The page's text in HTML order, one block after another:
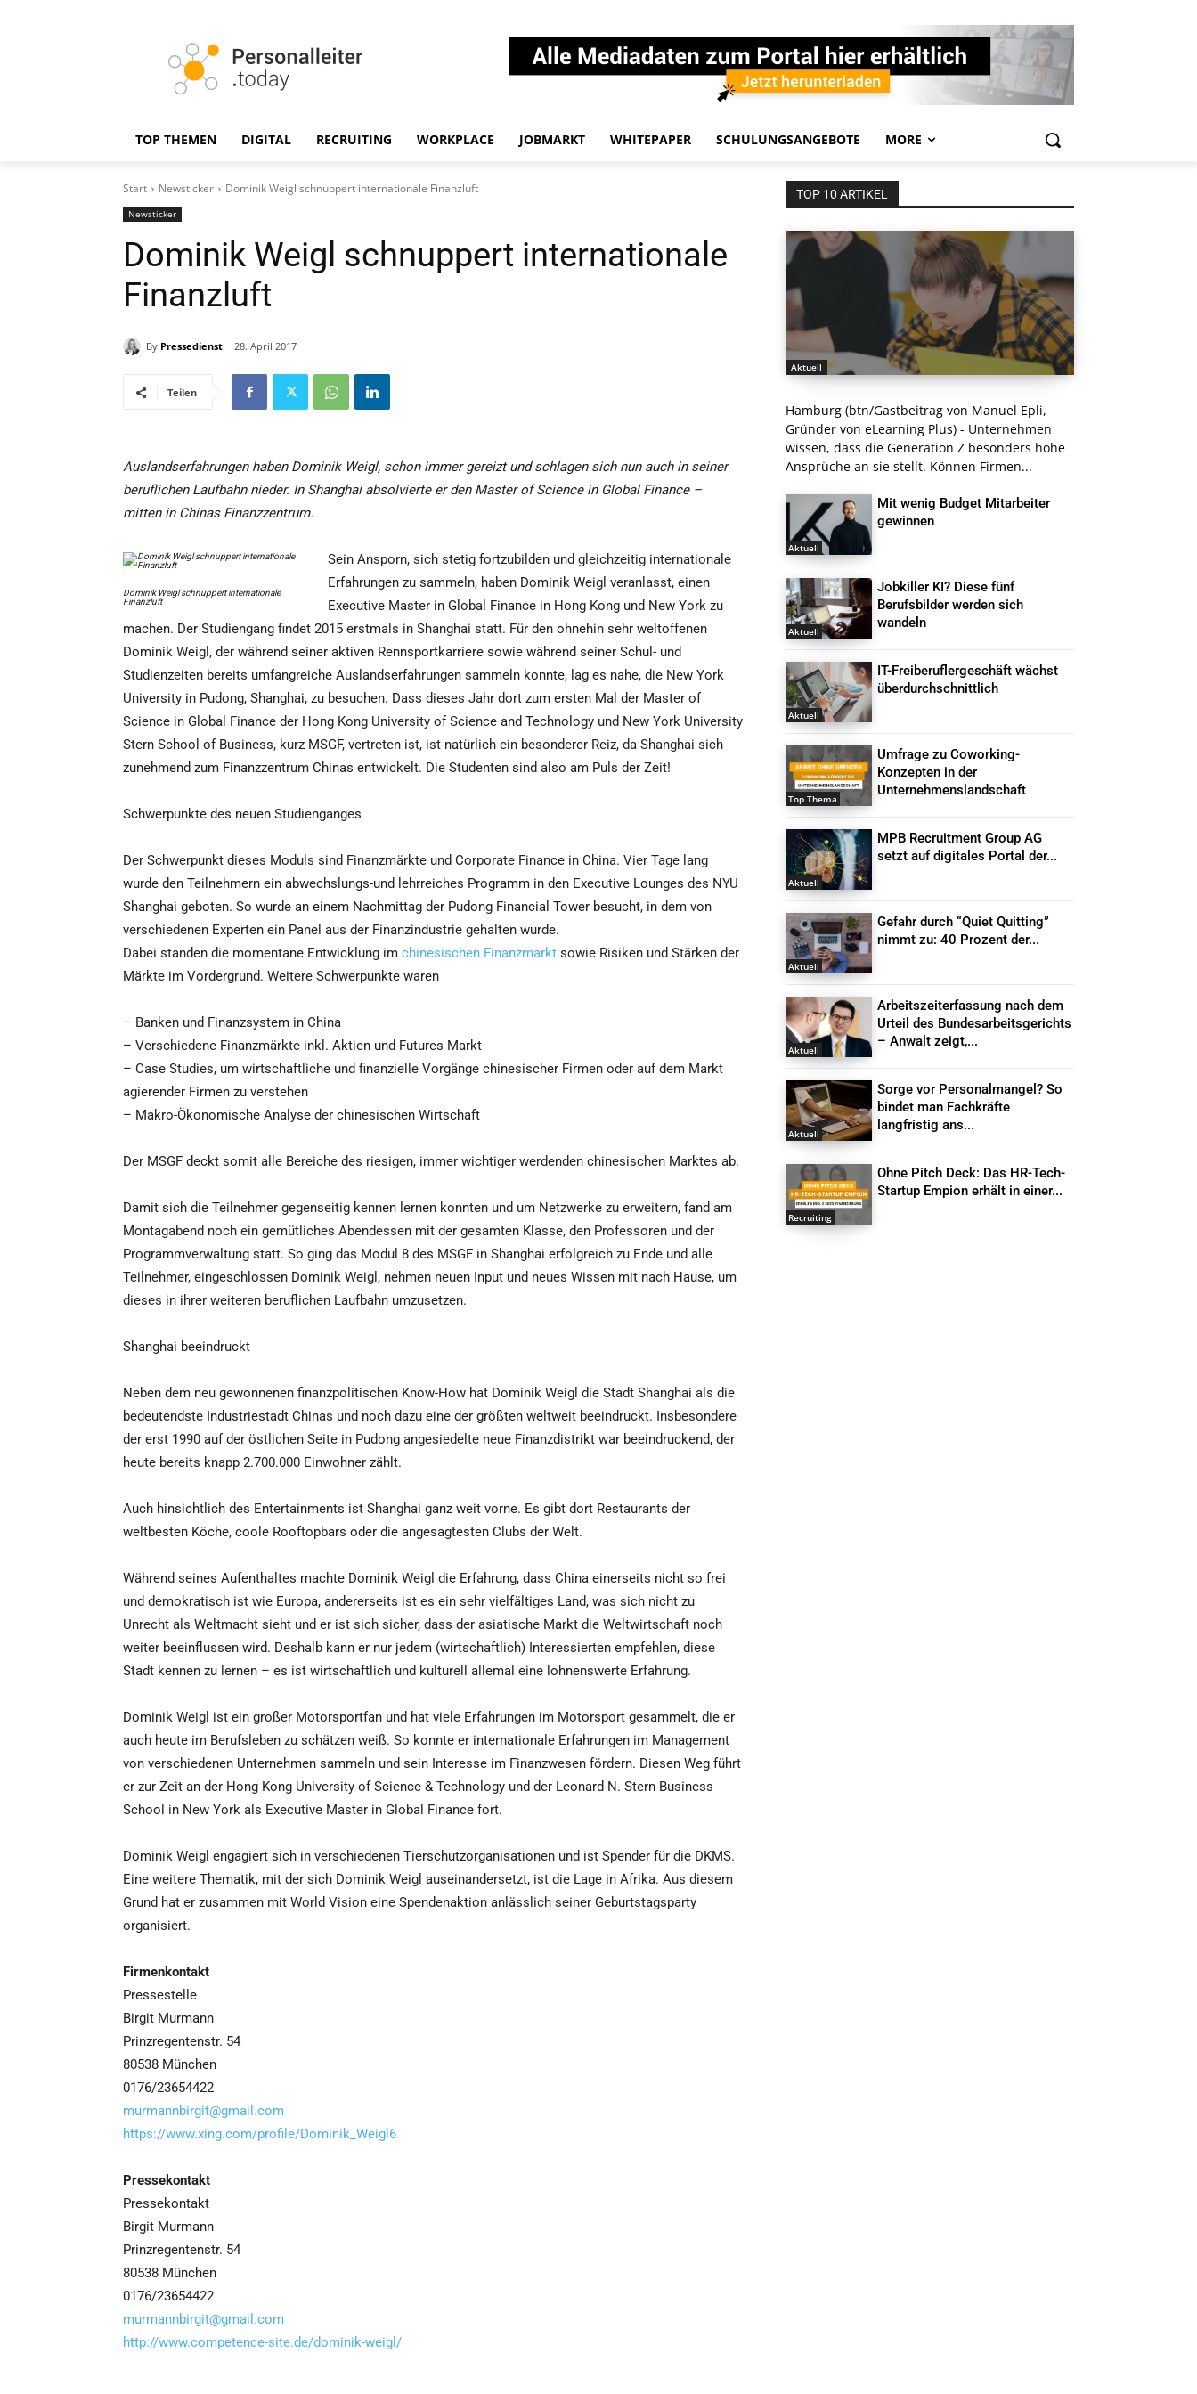
TOP THEMEN DIGITAL RECRUITING WORKPLACE JOBMARKT WHITEPAPER SCHULUNGSANGEBOTE MORE
Start Newsticker Dominik Weigl schnuppert internationale Finanzluft
Newsticker
Dominik Weigl schnuppert internationale
Finanzluft
By Pressedienst 28. April 2017
Teilen
Auslandserfahrungen haben Dominik Weigl, schon immer gereizt und schlagen sich nun auch in seiner
beruflichen Laufbahn nieder. In Shanghai absolvierte er den Master of Science in Global Finance –
mitten in Chinas Finanzzentrum.
Dominik Weigl schnuppert internationale
Finanzluft
Sein Ansporn, sich stetig fortzubilden und gleichzeitig internationale
Erfahrungen zu sammeln, haben Dominik Weigl veranlasst, einen
Executive Master in Global Finance in Hong Kong und New York zu
machen. Der Studiengang findet 2015 erstmals in Shanghai statt. Für den ohnehin sehr weltoffenen
Dominik Weigl, der während seiner aktiven Rennsportkarriere sowie während seiner Schul- und
Studienzeiten bereits umfangreiche Auslandserfahrungen sammeln konnte, lag es nahe, die New York
University in Pudong, Shanghai, zu besuchen. Dass dieses Jahr dort zum ersten Mal der Master of
Science in Global Finance der Hong Kong University of Science and Technology und New York University
Stern School of Business, kurz MSGF, vertreten ist, ist natürlich ein besonderer Reiz, da Shanghai sich
zunehmend zum Finanzzentrum Chinas entwickelt. Die Studenten sind also am Puls der Zeit!
Schwerpunkte des neuen Studienganges
Der Schwerpunkt dieses Moduls sind Finanzmärkte und Corporate Finance in China. Vier Tage lang
wurde den Teilnehmern ein abwechslungs-und lehrreiches Programm in den Executive Lounges des NYU
Shanghai geboten. So wurde an einem Nachmittag der Pudong Financial Tower besucht, in dem von
verschiedenen Experten ein Panel aus der Finanzindustrie gehalten wurde.
Dabei standen die momentane Entwicklung im chinesischen Finanzmarkt sowie Risiken und Stärken der
Märkte im Vordergrund. Weitere Schwerpunkte waren
– Banken und Finanzsystem in China
– Verschiedene Finanzmärkte inkl. Aktien und Futures Markt
– Case Studies, um wirtschaftliche und finanzielle Vorgänge chinesischer Firmen oder auf dem Markt
agierender Firmen zu verstehen
– Makro-Ökonomische Analyse der chinesischen Wirtschaft
Der MSGF deckt somit alle Bereiche des riesigen, immer wichtiger werdenden chinesischen Marktes ab.
Damit sich die Teilnehmer gegenseitig kennen lernen konnten und um Netzwerke zu erweitern, fand am
Montagabend noch ein gemütliches Abendessen mit der gesamten Klasse, den Professoren und der
Programmverwaltung statt. So ging das Modul 8 des MSGF in Shanghai erfolgreich zu Ende und alle
Teilnehmer, eingeschlossen Dominik Weigl, nehmen neuen Input und neues Wissen mit nach Hause, um
dieses in ihrer weiteren beruflichen Laufbahn umzusetzen.
Shanghai beeindruckt
Neben dem neu gewonnenen finanzpolitischen Know-How hat Dominik Weigl die Stadt Shanghai als die
bedeutendste Industriestadt Chinas und noch dazu eine der größten weltweit beeindruckt. Insbesondere
der erst 1990 auf der östlichen Seite in Pudong angesiedelte neue Finanzdistrikt war beeindruckend, der
heute bereits knapp 2.700.000 Einwohner zählt.
Auch hinsichtlich des Entertainments ist Shanghai ganz weit vorne. Es gibt dort Restaurants der
weltbesten Köche, coole Rooftopbars oder die angesagtesten Clubs der Welt.
Während seines Aufenthaltes machte Dominik Weigl die Erfahrung, dass China einerseits nicht so frei
und demokratisch ist wie Europa, andererseits ist es ein sehr vielfältiges Land, was sich nicht zu
Unrecht als Weltmacht sieht und er ist sich sicher, dass der asiatische Markt die Weltwirtschaft noch
weiter beeinflussen wird. Deshalb kann er nur jedem (wirtschaftlich) Interessierten empfehlen, diese
Stadt kennen zu lernen – es ist wirtschaftlich und kulturell allemal eine lohnenswerte Erfahrung.
Dominik Weigl ist ein großer Motorsportfan und hat viele Erfahrungen im Motorsport gesammelt, die er
auch heute im Berufsleben zu schätzen weiß. So konnte er internationale Erfahrungen im Management
von verschiedenen Unternehmen sammeln und sein Interesse im Finanzwesen fördern. Diesen Weg führt
er zur Zeit an der Hong Kong University of Science & Technology und der Leonard N. Stern Business
School in New York als Executive Master in Global Finance fort.
Dominik Weigl engagiert sich in verschiedenen Tierschutzorganisationen und ist Spender für die DKMS.
Eine weitere Thematik, mit der sich Dominik Weigl auseinandersetzt, ist die Lage in Afrika. Aus diesem
Grund hat er zusammen mit World Vision eine Spendenaktion anlässlich seiner Geburtstagsparty
organisiert.
Firmenkontakt
Pressestelle
Birgit Murmann
Prinzregentenstr. 54
80538 München
0176/23654422
murmannbirgit@gmail.com
https://www.xing.com/profile/Dominik_Weigl6
Pressekontakt
Pressekontakt
Birgit Murmann
Prinzregentenstr. 54
80538 München
0176/23654422
murmannbirgit@gmail.com
http://www.competence-site.de/dominik-weigl/
TOP 10 ARTIKEL
Aktuell
Hamburg (btn/Gastbeitrag von Manuel Epli,
Gründer von eLearning Plus) - Unternehmen
wissen, dass die Generation Z besonders hohe
Ansprüche an sie stellt. Können Firmen...
Aktuell
Mit wenig Budget Mitarbeiter
gewinnen
Aktuell
Jobkiller KI? Diese fünf
Berufsbilder werden sich
wandeln
Aktuell
IT-Freiberuflergeschäft wächst
überdurchschnittlich
Top Thema
Umfrage zu Coworking-
Konzepten in der
Unternehmenslandschaft
Aktuell
MPB Recruitment Group AG
setzt auf digitales Portal der...
Aktuell
Gefahr durch “Quiet Quitting”
nimmt zu: 40 Prozent der...
Aktuell
Arbeitszeiterfassung nach dem
Urteil des Bundesarbeitsgerichts
– Anwalt zeigt,...
Aktuell
Sorge vor Personalmangel? So
bindet man Fachkräfte
langfristig ans...
Recruiting
Ohne Pitch Deck: Das HR-Tech-
Startup Empion erhält in einer...